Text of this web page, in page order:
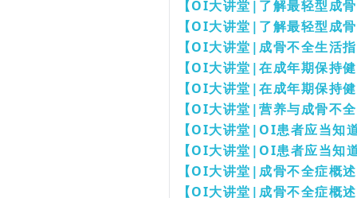
【OI大讲堂|了解最轻型成
【OI大讲堂|了解最轻型成
【OI大讲堂|成骨不全生活
【OI大讲堂|在成年期保持
【OI大讲堂|在成年期保持
【OI大讲堂|营养与成骨不
【OI大讲堂|OI患者应当知
【OI大讲堂|OI患者应当知
【OI大讲堂|成骨不全症概
【OI大讲堂|成骨不全症概